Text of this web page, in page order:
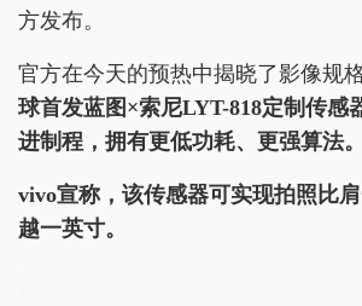
方发布。
官方在今天的预热中揭晓了影像规格
球首发蓝图×索尼LYT-818定制传感
进制程，拥有更低功耗、更强算法。
vivo宣称，该传感器可实现拍照比
越一英寸。